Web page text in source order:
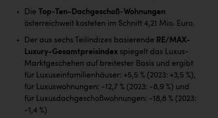
RUBBLE MASTER
Ruderclub Wels
SCRI - Salzburg Cancer Research Institute
SCHMACHTL GmbH
Schwingshandl - automation technology gmbh
Seher + Partner
Die Top-Ten-Dachgeschoß-Wohnungen
österreichweit kosteten im Schnitt 4,21 Mio. Euro.
Der aus sechs Teilindizes basierende RE/MAX-
Luxury-Gesamtpreisindex spiegelt das Luxus-
Marktgeschehen auf breitester Basis und ergibt
für Luxuseinfamilienhäuser: +5,5 % (2023: +3,5 %),
für Luxuswohnungen: -12,7 % (2023: -8,9 %) und
für Luxusdachgeschoßwohnungen: -18,8 % (2023:
-1,4 %)